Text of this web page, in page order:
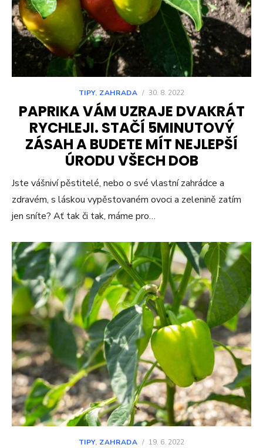
TIPY, ZAHRADA / 30. 8. 2022
PAPRIKA VÁM UZRAJE DVAKRÁT
RYCHLEJI. STAČÍ 5MINUTOVÝ
ZÁSAH A BUDETE MÍT NEJLEPŠÍ
ÚRODU VŠECH DOB
Jste vášniví pěstitelé, nebo o své vlastní zahrádce a
zdravém, s láskou vypěstovaném ovoci a zelenině zatím
jen sníte? Ať tak či tak, máme pro…
TIPY, ZAHRADA / 19. 6. 2022